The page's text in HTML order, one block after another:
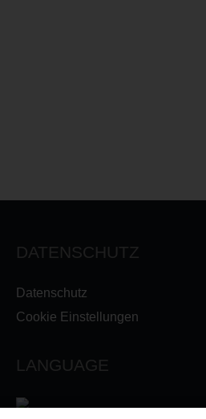
DATENSCHUTZ
Datenschutz
Cookie Einstellungen
LANGUAGE